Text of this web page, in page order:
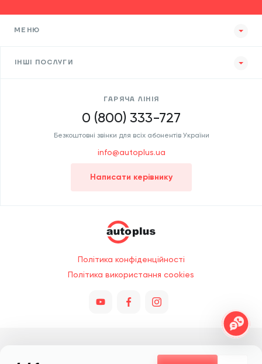
МЕНЮ
ІНШІ ПОСЛУГИ
ГАРЯЧА ЛІНІЯ
0 (800) 333-727
Безкоштовні звінки для всіх абонентів України
info@autoplus.ua
Написати керівнику
Політика конфіденційності
Політика використання cookies